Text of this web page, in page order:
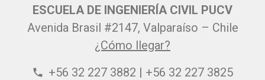
ESCUELA DE INGENIERÍA CIVIL PUCV
Avenida Brasil #2147, Valparaíso – Chile
¿Cómo llegar?
phone +56 32 227 3882 | +56 32 227 3825